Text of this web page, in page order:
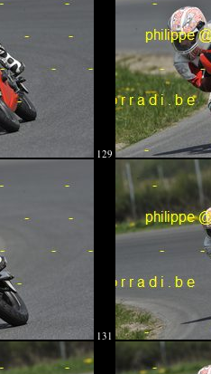
129
131